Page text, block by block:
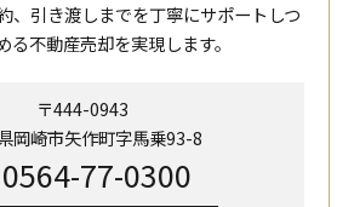
、引き渡しまでを丁寧にサポートしつ
る不動産売却を実現します。
〒444-0943
岡崎市矢作町字馬乗93-8
0564-77-0300